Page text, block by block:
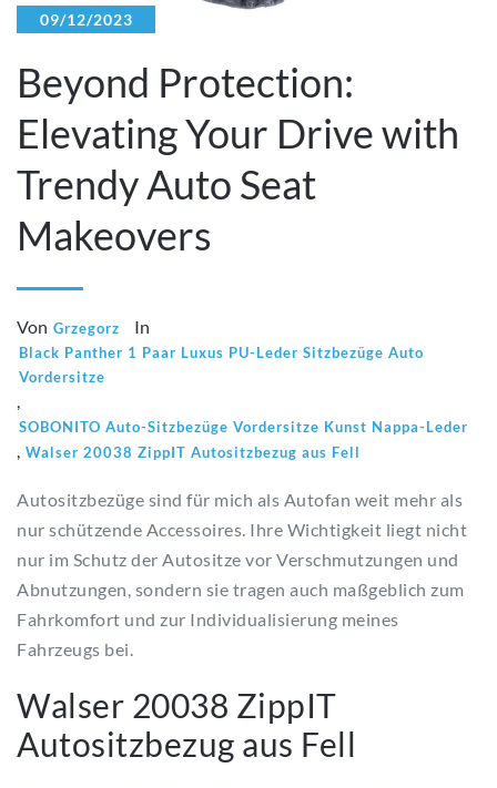
09/12/2023
Beyond Protection:
Elevating Your Drive with
Trendy Auto Seat
Makeovers
Von Grzegorz In
Black Panther 1 Paar Luxus PU-Leder Sitzbezüge Auto
Vordersitze
,
SOBONITO Auto-Sitzbezüge Vordersitze Kunst Nappa-Leder
, Walser 20038 ZippIT Autositzbezug aus Fell
Autositzbezüge sind für mich als Autofan weit mehr als
nur schützende Accessoires. Ihre Wichtigkeit liegt nicht
nur im Schutz der Autositze vor Verschmutzungen und
Abnutzungen, sondern sie tragen auch maßgeblich zum
Fahrkomfort und zur Individualisierung meines
Fahrzeugs bei.
Walser 20038 ZippIT
Autositzbezug aus Fell